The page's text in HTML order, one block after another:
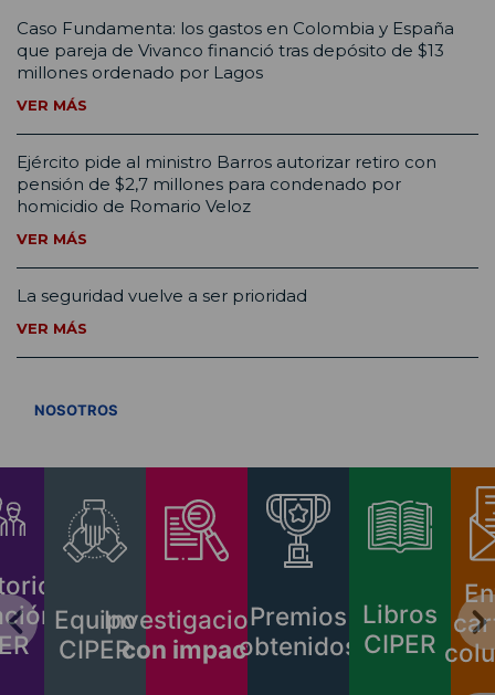
Caso Fundamenta: los gastos en Colombia y España
que pareja de Vivanco financió tras depósito de $13
millones ordenado por Lagos
VER MÁS
Ejército pide al ministro Barros autorizar retiro con
pensión de $2,7 millones para condenado por
homicidio de Romario Veloz
VER MÁS
La seguridad vuelve a ser prioridad
VER MÁS
NOSOTROS
Equipo
CIPER
Investigaciones
con impacto
Premios
obtenidos
Libros
CIPER